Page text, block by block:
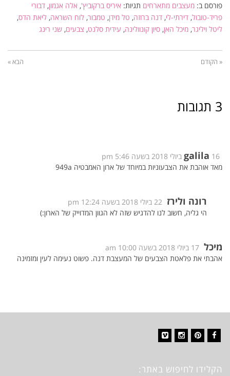
פורסם ב: מעצבים מתארחים תגיות: איריס ברקוביץ', אלה אגמון, דבורי
פריד-טובול, דירתי-לי, דנה ברוזה, טל מידן, טמבור, לוח השראה, ליאת הדס,
ליטל ויליגר, מיכל האן, סיון קונוולינה, עידית סלנט, צבעים, שני רינג
« הקודם הבא »
3 תגובות
galila 16 ביולי 2018 בשעה 5:46 pm
מאד אוהבת את הצבעוניות במיוחד של ארון האמבטיה 949a
רונה ולירז 22 ביולי 2018 בשעה 12:24 pm
הי גליה, חשוב לנו להדגיש שזה לא הגוון המדוייק של הארון:)
מיכל 17 ביולי 2018 בשעה 10:00 am
אהבתי את פלאטת הצבעים של המעצבת דנה. פשוט נעימה לעין ומזמינה
הקלידו לחיפוש באתר: